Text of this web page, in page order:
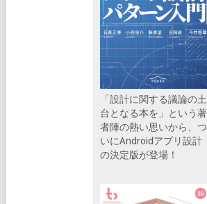
「設計に関する議論の土
台となる本を」という著
者陣の熱い思いから、つ
いにAndroidアプリ設計
の決定版が登場！